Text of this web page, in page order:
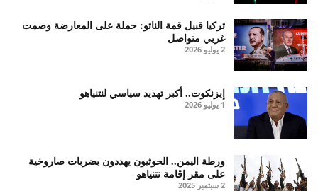
تركيا قبيل قمة الناتو: حملة على المعارضة وصمت
غربي متواصل
2 يوليو 2026
إيزنكوت.. أكبر تهديد سياسي لنتنياهو
1 يوليو 2026
ورطة اليمن.. الحوثيون يهددون بضربات صاروخية
على مقر إقامة نتنياهو
2 سبتمبر 2025